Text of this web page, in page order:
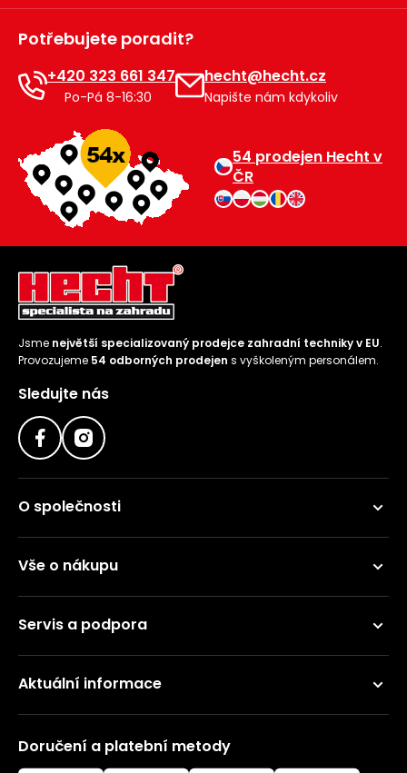
Potřebujete poradit?
+420 323 661 347
Po-Pá 8-16:30
hecht@hecht.cz
Napište nám kdykoliv
54 prodejen Hecht v
ČR
Jsme největší specializovaný prodejce zahradní techniky v EU.
Provozujeme 54 odborných prodejen s vyškoleným personálem.
Sledujte nás
O společnosti
Vše o nákupu
Servis a podpora
Aktuální informace
Doručení a platební metody